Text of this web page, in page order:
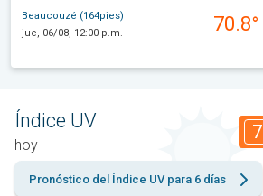
Beaucouzé (164pies)
jue, 06/08, 12:00 p.m.
70.8°
Índice UV
hoy
7
Pronóstico del Índice UV para 6 días